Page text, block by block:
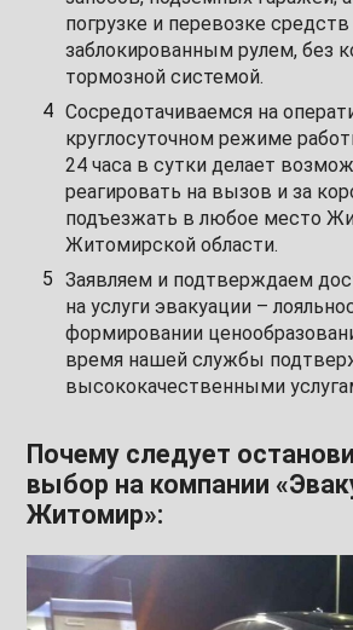
погрузке и перевозке средств
заблокированным рулем, без
тормозной системой.
Сосредотачиваемся на
круглосуточном режиме
24 часа в сутки делает
реагировать на вызов и за
подъезжать в любое место
Житомирской области.
Заявляем и подтверждаем
на услуги эвакуации –
формировании
время нашей службы
высококачественными
Почему следует
выбор на компании
Житомир»: